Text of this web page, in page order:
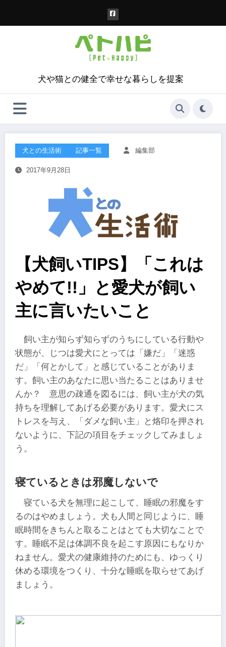
犬や猫との健全で幸せな暮らしを提案
犬との生活術 記事一覧 編集部
2017年9月28日
【犬飼いTIPS】「これは
やめて!!」と愛犬が飼い
主に言いたいこと
飼い主が知らず知らずのうちにしている行動や
状態が、じつは愛犬にとっては「嫌だ」「迷惑
だ」「何とかして」と感じていることがありま
す。飼い主のあなたに思い当たることはありませ
んか？ 意思の疎通を図るには、飼い主が犬の気
持ちを理解してあげる必要があります。愛犬にス
トレスを与え、「ダメな飼い主」と烙印を押され
ないように、下記の項目をチェックしてみましょ
う。
寝ているときは邪魔しないで
寝ている犬を無理に起こして、睡眠の邪魔をす
るのはやめましょう。犬も人間と同じように、睡
眠時間をきちんと取ることはとても大切なことで
す。睡眠不足は体調不良を起こす原因にもなりか
ねません。愛犬の健康維持のためにも、ゆっくり
休める環境をつくり、十分な睡眠を取らせてあげ
ましょう。